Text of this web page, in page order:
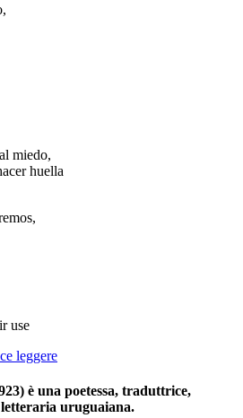
miedo,
huella
use
è una poetessa, traduttrice,
letteraria uruguaiana.